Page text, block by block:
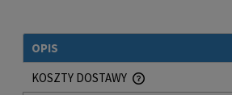
OPIS
KOSZTY DOSTAWY
CENA NIE ZAWIERA EWENTUALNYCH